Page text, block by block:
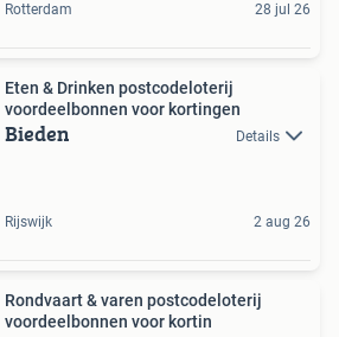
Rotterdam 28 jul 26
Eten & Drinken postcodeloterij
voordeelbonnen voor kortingen
Bieden Details
Rijswijk 2 aug 26
Rondvaart & varen postcodeloterij
voordeelbonnen voor kortin